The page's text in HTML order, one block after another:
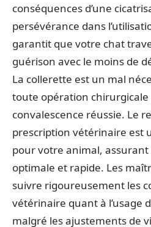
conséquences d’une
persévérance dans
garantit que votre chat
guérison avec le moins de
La collerette est un mal
toute opération
convalescence réussie. Le
prescription vétérinaire est
pour votre animal,
optimale et rapide. Les
suivre rigoureusement les
vétérinaire quant à l’usage
malgré les ajustements de